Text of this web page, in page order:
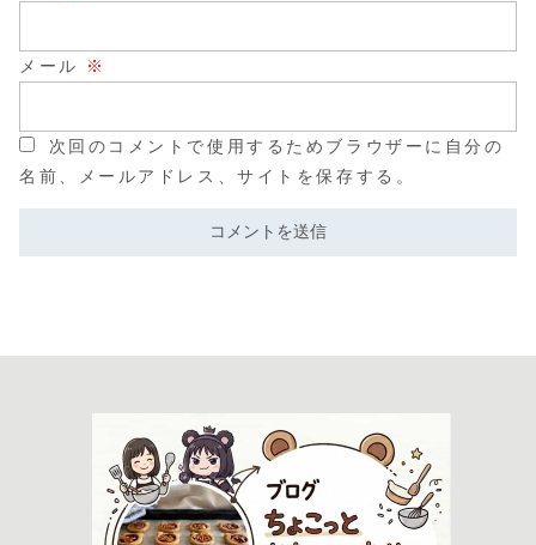
メール ※
次回のコメントで使用するためブラウザーに自分の
名前、メールアドレス、サイトを保存する。